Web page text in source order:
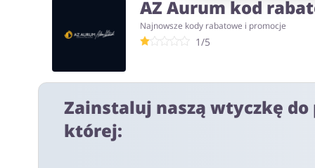
Turystyka i Podróże Usługi
Wszystkie kody rabatowe
AZ Aurum kod
Najnowsze kody rabatowe i promocje
1/5
Zainstaluj naszą wtyczkę
której: